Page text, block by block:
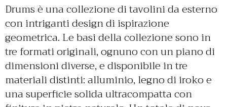
Drums è una collezione di tavolini da esterno
con intriganti design di ispirazione
geometrica. Le basi della collezione sono in
tre formati originali, ognuno con un piano di
dimensioni diverse, e disponibile in tre
materiali distinti: alluminio, legno di iroko e
una superficie solida ultracompatta con